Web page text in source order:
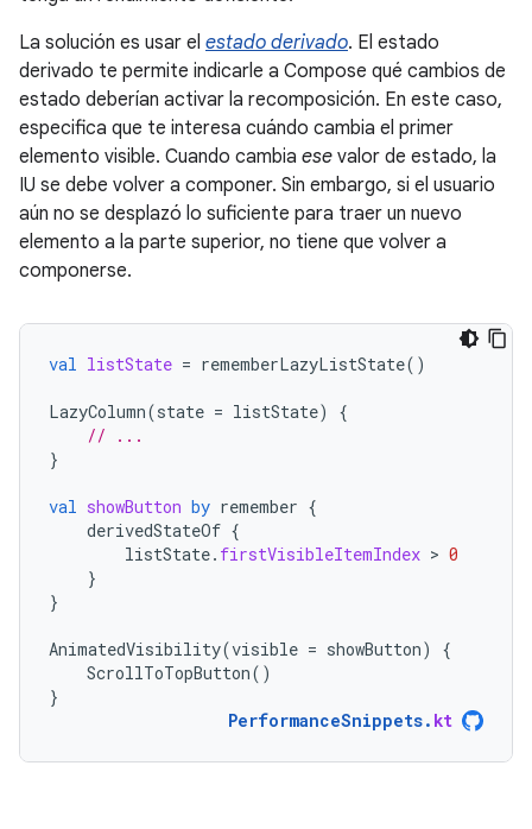
La solución es usar el estado derivado. El estado
derivado te permite indicarle a Compose qué cambios de
estado deberían activar la recomposición. En este caso,
especifica que te interesa cuándo cambia el primer
elemento visible. Cuando cambia ese valor de estado, la
IU se debe volver a componer. Sin embargo, si el usuario
aún no se desplazó lo suficiente para traer un nuevo
elemento a la parte superior, no tiene que volver a
componerse.
val listState = rememberLazyListState()
LazyColumn(state = listState)
{
// ...
}
val showButton by remember {
derivedStateOf {
listState. firstVisibleItemIndex > 0
}
}
AnimatedVisibility(visible = showButton)
{
ScrollToTopButton()
}
PerformanceSnippets. kt